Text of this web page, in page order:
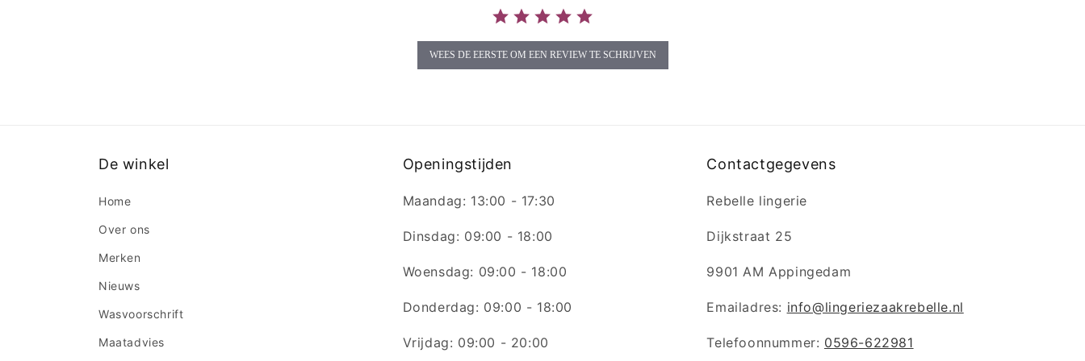
WEES DE EERSTE OM EEN REVIEW TE SCHRIJVEN
De winkel
Home
Over ons
Merken
Nieuws
Wasvoorschrift
Maatadvies
Openingstijden
Maandag: 13:00 - 17:30
Dinsdag: 09:00 - 18:00
Woensdag: 09:00 - 18:00
Donderdag: 09:00 - 18:00
Vrijdag: 09:00 - 20:00
Contactgegevens
Rebelle lingerie
Dijkstraat 25
9901 AM Appingedam
Emailadres: info@lingeriezaakrebelle.nl
Telefoonnummer: 0596-622981